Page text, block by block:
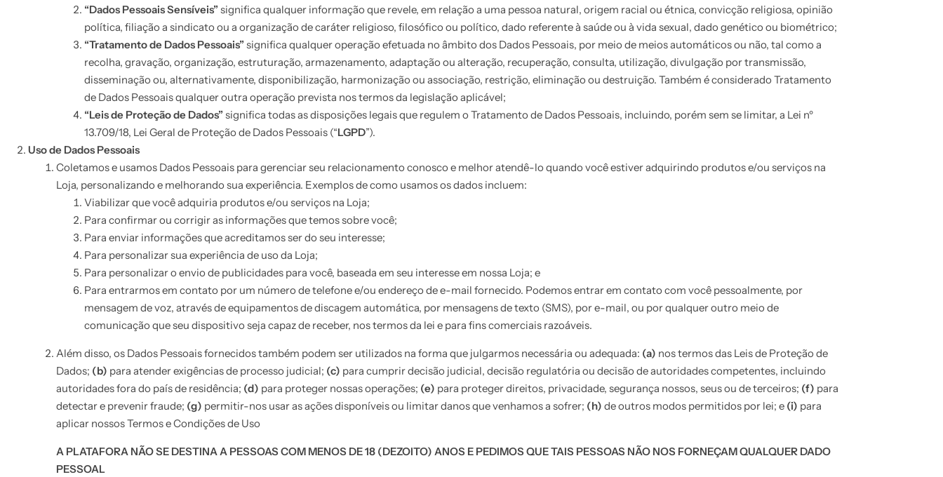
“Dados Pessoais Sensíveis” significa qualquer informação que revele, em relação a uma pessoa natural, origem racial ou étnica, convicção religiosa, opinião
política, filiação a sindicato ou a organização de caráter religioso, filosófico ou político, dado referente à saúde ou à vida sexual, dado genético ou biométrico;
“Tratamento de Dados Pessoais” significa qualquer operação efetuada no âmbito dos Dados Pessoais, por meio de meios automáticos ou não, tal como a
recolha, gravação, organização, estruturação, armazenamento, adaptação ou alteração, recuperação, consulta, utilização, divulgação por transmissão,
disseminação ou, alternativamente, disponibilização, harmonização ou associação, restrição, eliminação ou destruição. Também é considerado Tratamento
de Dados Pessoais qualquer outra operação prevista nos termos da legislação aplicável;
“Leis de Proteção de Dados” significa todas as disposições legais que regulem o Tratamento de Dados Pessoais, incluindo, porém sem se limitar, a Lei nº
13.709/18, Lei Geral de Proteção de Dados Pessoais (“LGPD”).
Uso de Dados Pessoais
Coletamos e usamos Dados Pessoais para gerenciar seu relacionamento conosco e melhor atendê-lo quando você estiver adquirindo produtos e/ou serviços na
Loja, personalizando e melhorando sua experiência. Exemplos de como usamos os dados incluem:
Viabilizar que você adquiria produtos e/ou serviços na Loja;
Para confirmar ou corrigir as informações que temos sobre você;
Para enviar informações que acreditamos ser do seu interesse;
Para personalizar sua experiência de uso da Loja;
Para personalizar o envio de publicidades para você, baseada em seu interesse em nossa Loja; e
Para entrarmos em contato por um número de telefone e/ou endereço de e-mail fornecido. Podemos entrar em contato com você pessoalmente, por
mensagem de voz, através de equipamentos de discagem automática, por mensagens de texto (SMS), por e-mail, ou por qualquer outro meio de
comunicação que seu dispositivo seja capaz de receber, nos termos da lei e para fins comerciais razoáveis.
Além disso, os Dados Pessoais fornecidos também podem ser utilizados na forma que julgarmos necessária ou adequada: (a) nos termos das Leis de Proteção de
Dados; (b) para atender exigências de processo judicial; (c) para cumprir decisão judicial, decisão regulatória ou decisão de autoridades competentes, incluindo
autoridades fora do país de residência; (d) para proteger nossas operações; (e) para proteger direitos, privacidade, segurança nossos, seus ou de terceiros; (f) para
detectar e prevenir fraude; (g) permitir-nos usar as ações disponíveis ou limitar danos que venhamos a sofrer; (h) de outros modos permitidos por lei; e (i) para
aplicar nossos Termos e Condições de Uso
A PLATAFORA NÃO SE DESTINA A PESSOAS COM MENOS DE 18 (DEZOITO) ANOS E PEDIMOS QUE TAIS PESSOAS NÃO NOS FORNEÇAM QUALQUER DADO
PESSOAL